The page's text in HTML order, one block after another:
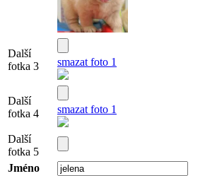
Další
fotka 3
smazat foto 1
Další
fotka 4
smazat foto 1
Další
fotka 5
Jméno